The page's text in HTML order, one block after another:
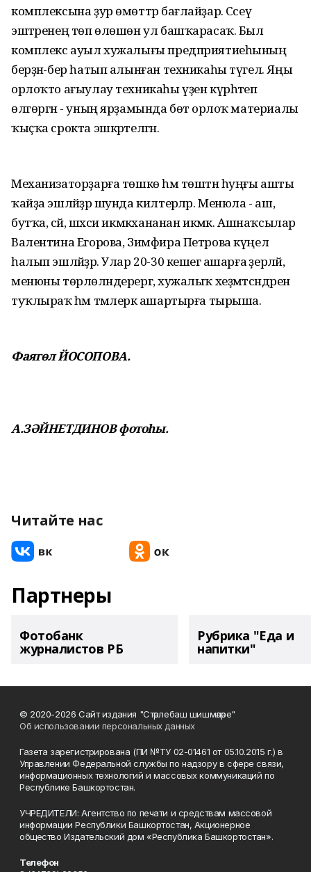
комплексына ҙур өмөттәр бағлайҙар. Сәсеү
эштәренең төп өлөшөн ул башҡарасаҡ. Был
комплекс ауыл хужалығы предприятиеһының
берҙән-бер һатып алынған техникаһы түгел. Яңы
орлоҡто ағыулау техникаһы үҙен күрһәтеп
өлгөргән - уның ярҙамында бөтә орлоҡ материалы
ҡыҫҡа срокта эшкәртелгән.
Механизаторҙарға төшкө һәм төштән һуңғы ашты
ҡайҙа эшләйҙәр шунда килтерәләр. Менюла - аш,
бутҡа, сәй, шәхси икмәкхананан икмәк. Ашнаҡсылар
Валентина Егорова, Зимфира Петрова күңел
һалып эшләйҙәр. Улар 20-30 кешегә ашарға әҙерләй,
менюны төрлөләндерергә, хужалыҡ хеҙмәтсәндәрен
туҡлыраҡ һәм тәмлерәк ашартырға тырыша.
Фаягөл ЙОСОПОВА.
А.ЗӘЙНЕТДИНОВ фотоһы.
Читайте нас
Партнеры
Фотобанк
журналистов РБ
Рубрика "Еда и
напитки"
© 2020-2026 Сайт издания "Стәрлебаш шишмәләре"
Об использовании персональных данных
Газета зарегистрирована (ПИ №ТУ 02-01461 от 05.10.2015 г.) в
Управлении Федеральной службы по надзору в сфере связи,
информационных технологий и массовых коммуникаций по
Республике Башкортостан.
УЧРЕДИТЕЛИ: Агентство по печати и средствам массовой
информации Республики Башкортостан, Акционерное
общество Издательский дом «Республика Башкортостан».
Телефон